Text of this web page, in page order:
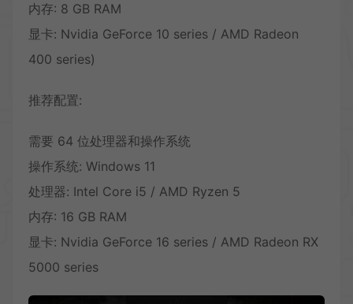
内存: 8 GB RAM
显卡: Nvidia GeForce 10 series / AMD Radeon
400 series)
推荐配置:
需要 64 位处理器和操作系统
操作系统: Windows 11
处理器: Intel Core i5 / AMD Ryzen 5
内存: 16 GB RAM
显卡: Nvidia GeForce 16 series / AMD Radeon RX
5000 series